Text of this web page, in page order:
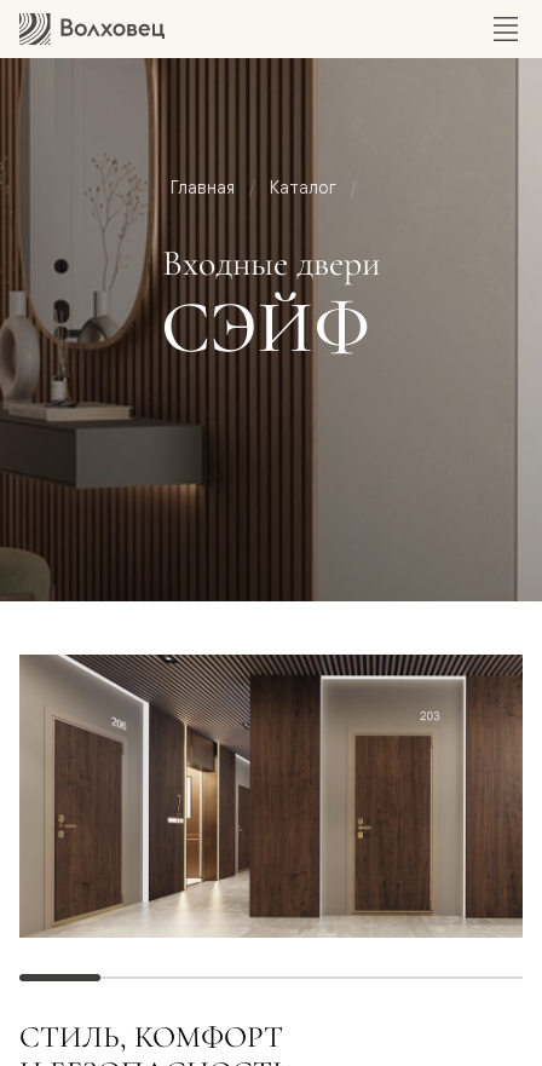
Главная Каталог
Входные двери
СЭЙФ
СТИЛЬ, КОМФОРТ